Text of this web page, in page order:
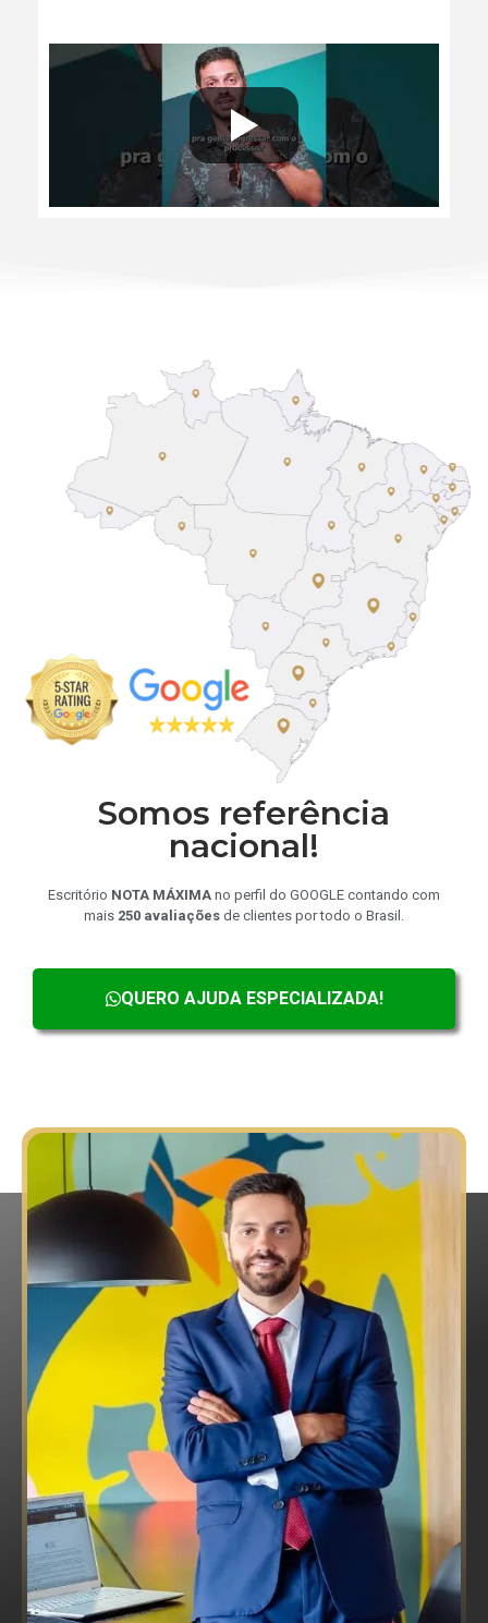
Somos referência
nacional!
Escritório NOTA MÁXIMA no perfil do GOOGLE contando com
mais 250 avaliações de clientes por todo o Brasil.
QUERO AJUDA ESPECIALIZADA!